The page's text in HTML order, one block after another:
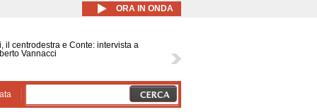
ORA IN ONDA
il centrodestra e Conte: intervista a
Vannacci